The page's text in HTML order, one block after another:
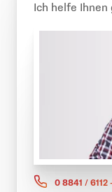
Ich helfe
0 8841 / 6112